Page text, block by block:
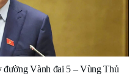
đường Vành đai 5 – Vùng Thủ